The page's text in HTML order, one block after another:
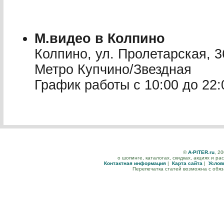
М.видео в Колпино
Колпино, ул. Пролетарская,
Метро Купчино/Звездная
График работы с 10:00 до
©A-PITER.ru,
о шопинге, каталогах, скидках, акциях и
Контактная информация | Карта сайта |
Перепечатка статей возможна с